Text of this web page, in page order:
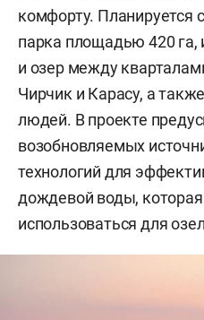
комфорту. Планируется
парка площадью 420 га,
и озер между
Чирчик и Карасу, а
людей. В проекте
возобновляемых
технологий для
дождевой воды, которая
использоваться для